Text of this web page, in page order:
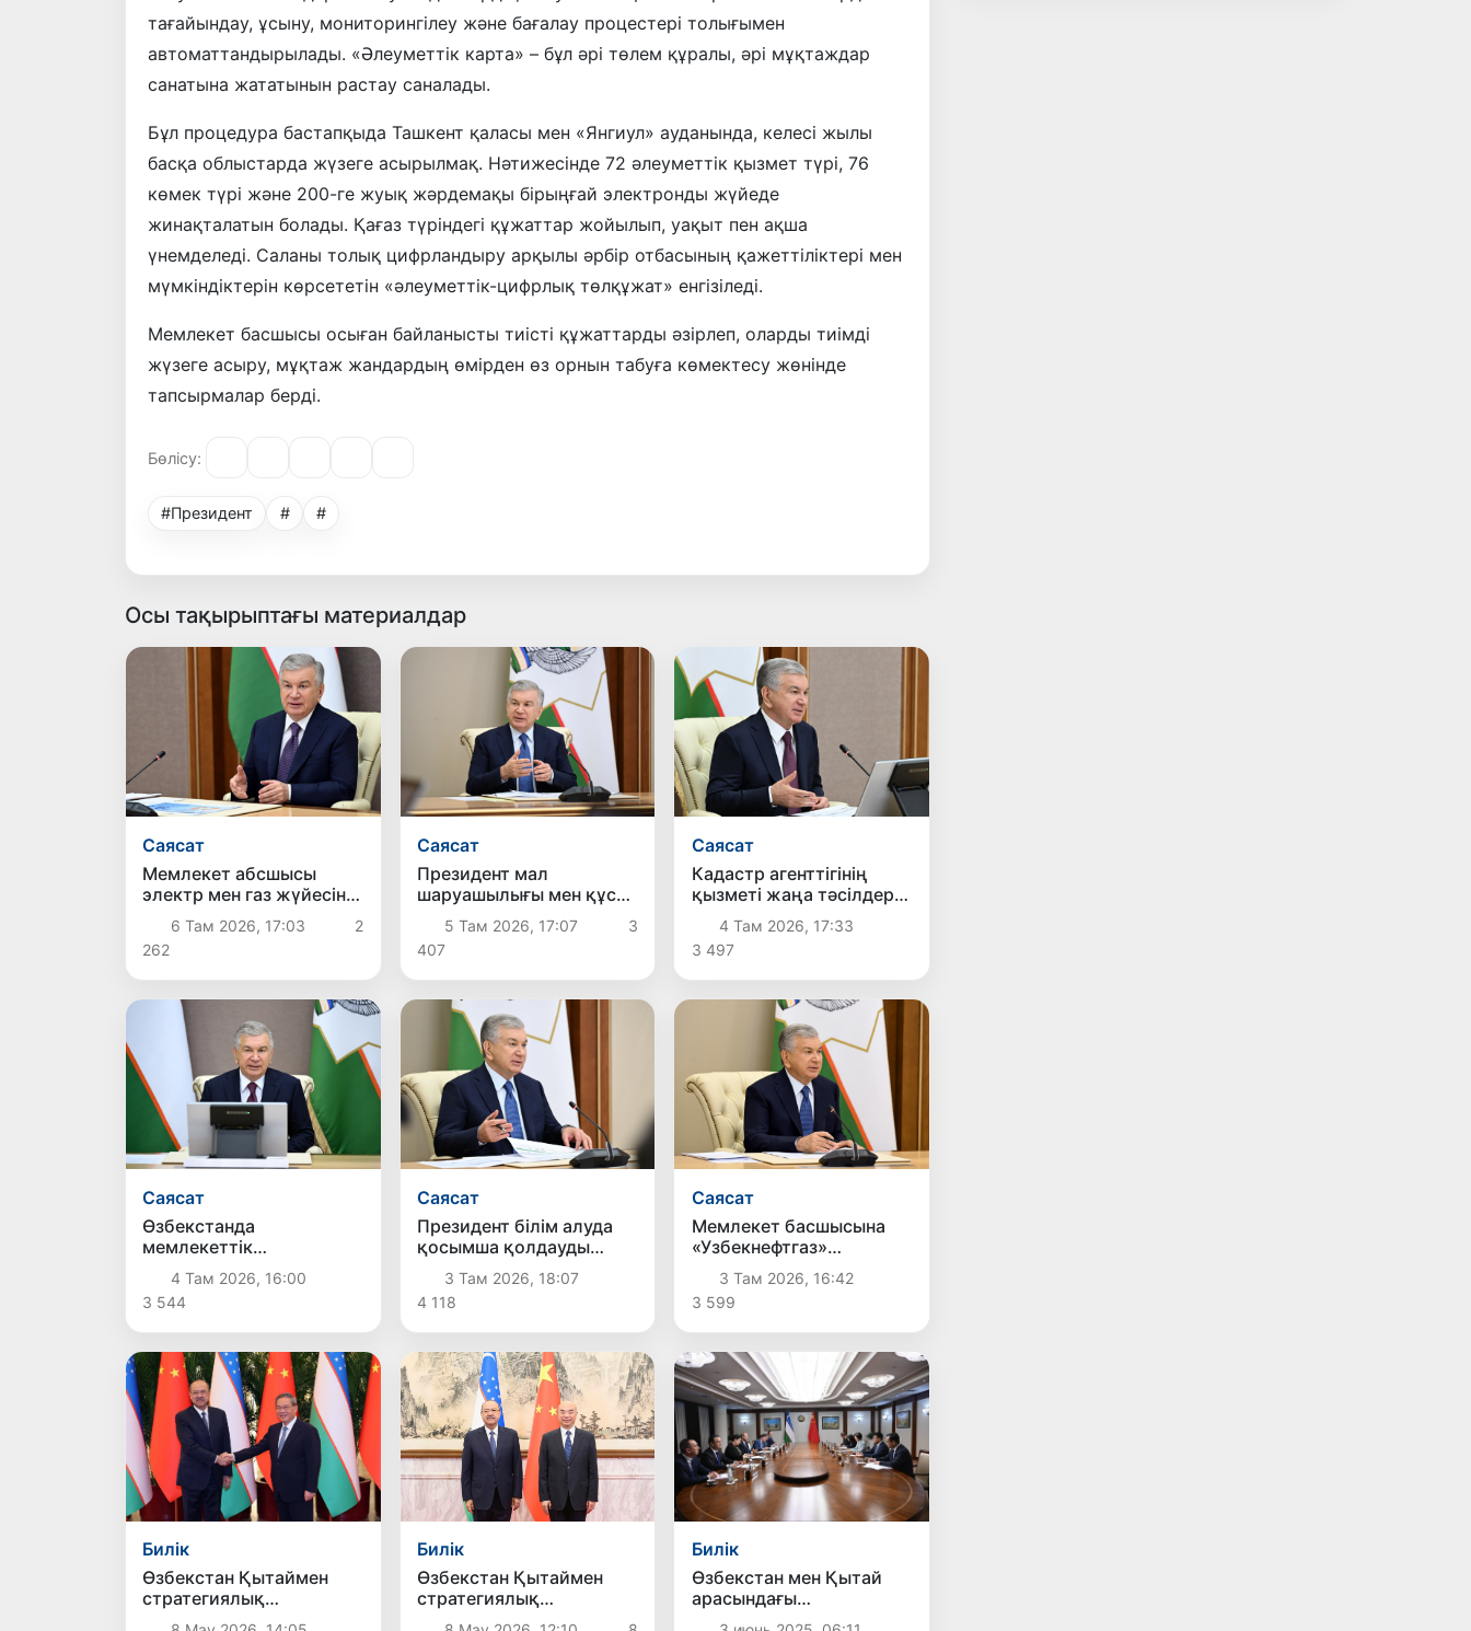
тағайындау, ұсыну, мониторингілеу және бағалау процестері толығымен
автоматтандырылады. «Әлеуметтік карта» – бұл әрі төлем құралы, әрі мұқтаждар
санатына жататынын растау саналады.
Бұл процедура бастапқыда Ташкент қаласы мен «Янгиул» ауданында, келесі жылы
басқа облыстарда жүзеге асырылмақ. Нәтижесінде 72 әлеуметтік қызмет түрі, 76
көмек түрі және 200-ге жуық жәрдемақы бірыңғай электронды жүйеде
жинақталатын болады. Қағаз түріндегі құжаттар жойылып, уақыт пен ақша
үнемделеді. Саланы толық цифрландыру арқылы әрбір отбасының қажеттіліктері мен
мүмкіндіктерін көрсететін «әлеуметтік-цифрлық төлқұжат» енгізіледі.
Мемлекет басшысы осыған байланысты тиісті құжаттарды әзірлеп, оларды тиімді
жүзеге асыру, мұқтаж жандардың өмірден өз орнын табуға көмектесу жөнінде
тапсырмалар берді.
Бөлісу:
#Президент # #
Осы тақырыптағы материалдар
Саясат
Мемлекет абсшысы
электр мен газ жүйесін
жаңғыртуға бағытталған
жаңа шаралармен
танысты
6 Там 2026, 17:03
2
262
Саясат
Президент мал
шаруашылығы мен құс
шаруашылығын дамыту
жөніндегі шаралармен
танысты
5 Там 2026, 17:07
3
407
Саясат
Кадастр агенттігінің
қызметі жаңа тәсілдер
негізінде
ұйымдастырылады
4 Там 2026, 17:33
3 497
Саясат
Өзбекстанда
мемлекеттік
қызметшілердің
еңбекақы төлеу жүйесі
жаңартылады
4 Там 2026, 16:00
3 544
Саясат
Президент білім алуда
қосымша қолдауды
қажет ететін балаларды
қолдауға бағытталған
ұсыныстармен танысты
3 Там 2026, 18:07
4 118
Саясат
Мемлекет басшысына
«Узбекнефтгаз»
компаниясының
жартыжылдық қызметі
туралы есеп берілді
3 Там 2026, 16:42
3 599
Билік
Өзбекстан Қытаймен
стратегиялық
ынтымақтастықты одан
Билік
Өзбекстан Қытаймен
стратегиялық
ынтымақтастықты одан
Билік
Өзбекстан мен Қытай
арасындағы
аймақаралық